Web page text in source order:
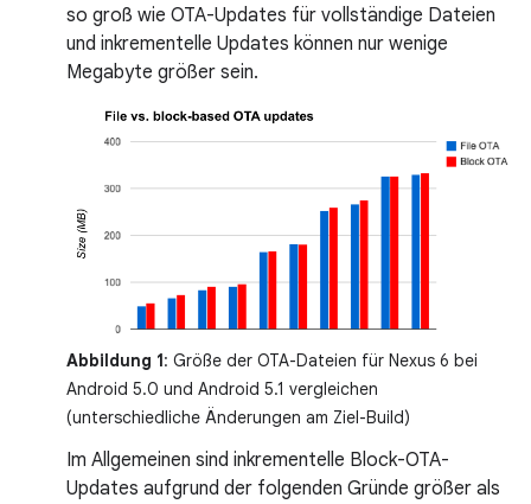
so groß wie OTA-Updates für vollständige Dateien
und inkrementelle Updates können nur wenige
Megabyte größer sein.
Abbildung 1 : Größe der OTA-Dateien für Nexus 6 bei
Android 5.0 und Android 5.1 vergleichen
(unterschiedliche Änderungen am Ziel-Build)
Im Allgemeinen sind inkrementelle Block-OTA-
Updates aufgrund der folgenden Gründe größer als